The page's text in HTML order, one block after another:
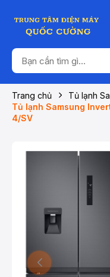
Trang chủ
Tủ lạnh
Tủ lạnh Samsung
4/SV